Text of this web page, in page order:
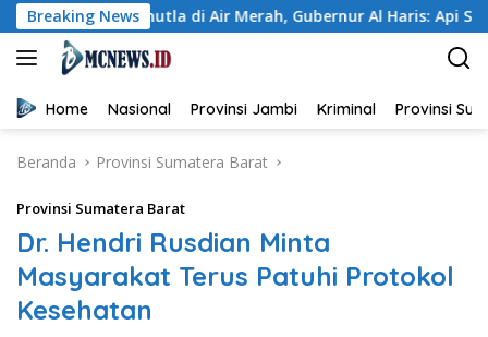
Langsung
ke
konten
Breaking News
Karhutla di Air Merah, Gubernur Al Haris: Api Sudah 3 Hari,
Home Nasional Provinsi Jambi Kriminal Provinsi
Beranda Provinsi Sumatera Barat
Provinsi Sumatera Barat
Dr. Hendri Rusdian Minta
Masyarakat Terus Patuhi Protokol
Kesehatan